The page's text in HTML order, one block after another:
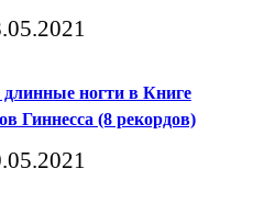
ногти в Книге
Гиннесса (8 рекордов)